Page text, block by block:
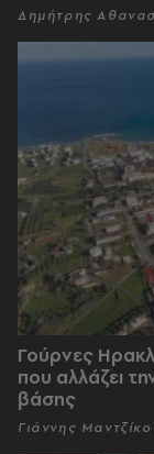
Δημήτρης
Γούρνες
που αλλάζει
βάσης
Γιάννης